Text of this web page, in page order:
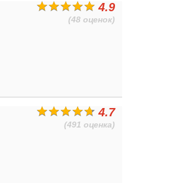
4.9
(48 оценок)
4.7
(491 оценка)